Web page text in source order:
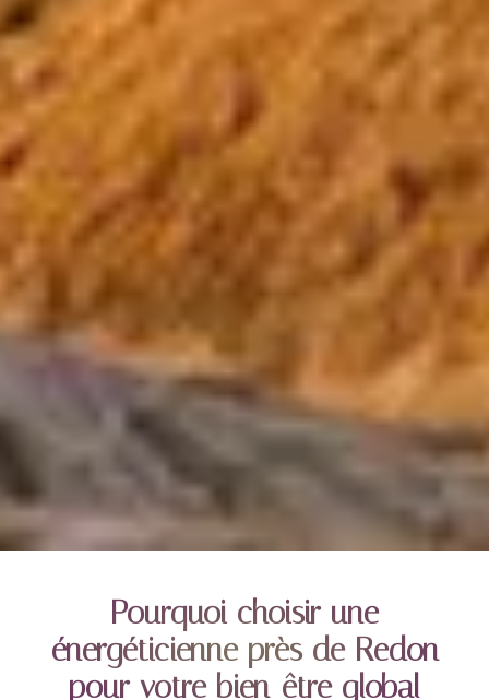
Pourquoi choisir une
énergéticienne près de Redon
pour votre bien-être global